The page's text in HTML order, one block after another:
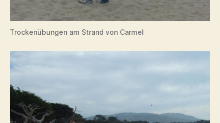
Trockenübungen am Strand von Carmel